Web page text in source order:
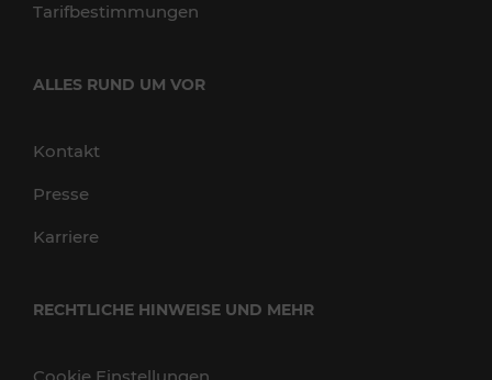
Tarifbestimmungen
ALLES RUND UM VOR
Kontakt
Presse
Karriere
RECHTLICHE HINWEISE UND MEHR